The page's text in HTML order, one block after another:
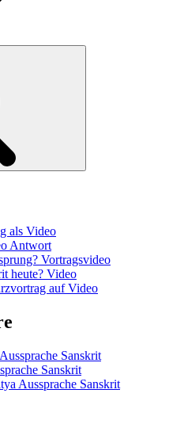
als Video
Antwort
Vortragsvideo
heute? Video
auf Video
Sanskrit
Sanskrit
Aussprache Sanskrit